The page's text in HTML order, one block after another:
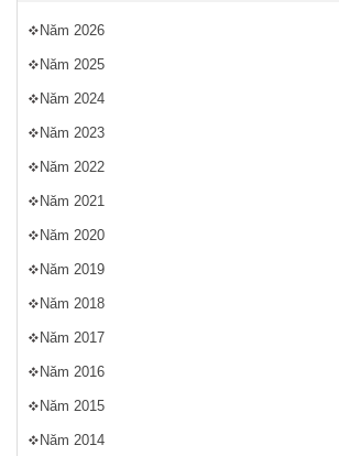
Năm 2026
Năm 2025
Năm 2024
Năm 2023
Năm 2022
Năm 2021
Năm 2020
Năm 2019
Năm 2018
Năm 2017
Năm 2016
Năm 2015
Năm 2014